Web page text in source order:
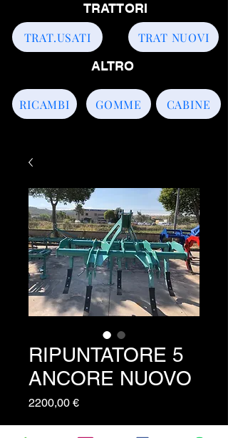
TRAT.USATI TRAT NUOVI
CABINE
GOMME
RICAMBI
TRATTORI
ALTRO
RIPUNTATORE 5
ANCORE NUOVO
2200,00 €Prezzo
Ripuntatore serie Super 5